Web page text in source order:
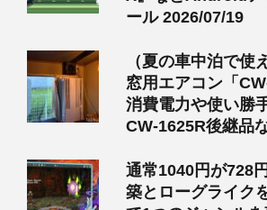
ール 2026/07/19
（夏の車中泊で使
窓用エアコン「
消費電力や使い勝
CW-1625R後継品
通常1040円が728
築とローグライク